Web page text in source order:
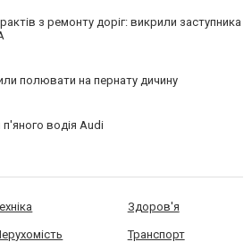
з ремонту доріг: викрили заступника
полювати на пернату дичину
п'яного водія Audi
Здоров'я
Транспорт